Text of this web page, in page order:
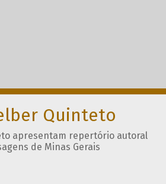
Quinteto
apresentam repertório autoral
de Minas Gerais